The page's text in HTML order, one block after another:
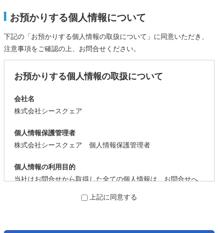
お預かりする個人情報について
下記の「お預かりする個人情報の取扱について」に同意いただき、
注意事項をご確認の上、お問合せください。
お預かりする個人情報の取扱について
会社名
株式会社シースクェア
個人情報保護管理者
株式会社シースクェア 個人情報保護管理者
個人情報の利用目的
当社はお問合せから取得した全ての個人情報は、お問合せへ
上記に同意する